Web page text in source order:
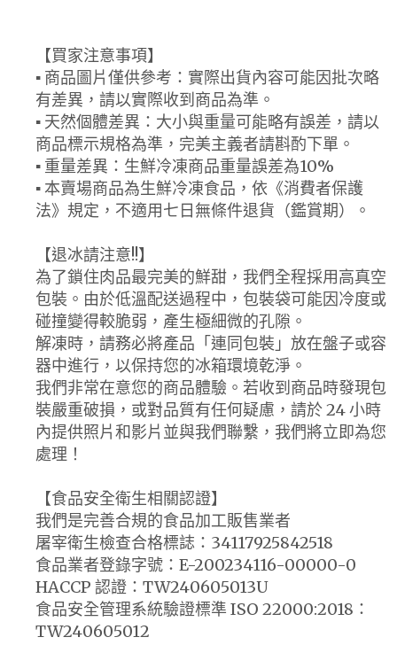
【買家注意事項】
▪ 商品圖片僅供參考：實際出貨內容可能因批次略
有差異，請以實際收到商品為準。
▪ 天然個體差異：大小與重量可能略有誤差，請以
商品標示規格為準，完美主義者請斟酌下單。
▪ 重量差異：生鮮冷凍商品重量誤差為10%
▪ 本賣場商品為生鮮冷凍食品，依《消費者保護
法》規定，不適用七日無條件退貨（鑑賞期）。
【退冰請注意!!】
為了鎖住肉品最完美的鮮甜，我們全程採用高真空
包裝。由於低溫配送過程中，包裝袋可能因冷度或
碰撞變得較脆弱，產生極細微的孔隙。
解凍時，請務必將產品「連同包裝」放在盤子或容
器中進行，以保持您的冰箱環境乾淨。
我們非常在意您的商品體驗。若收到商品時發現包
裝嚴重破損，或對品質有任何疑慮，請於 24 小時
內提供照片和影片並與我們聯繫，我們將立即為您
處理！
【食品安全衛生相關認證】
我們是完善合規的食品加工販售業者
屠宰衛生檢查合格標誌：34117925842518
食品業者登錄字號：E-200234116-00000-0
HACCP 認證：TW240605013U
食品安全管理系統驗證標準 ISO 22000:2018：
TW240605012